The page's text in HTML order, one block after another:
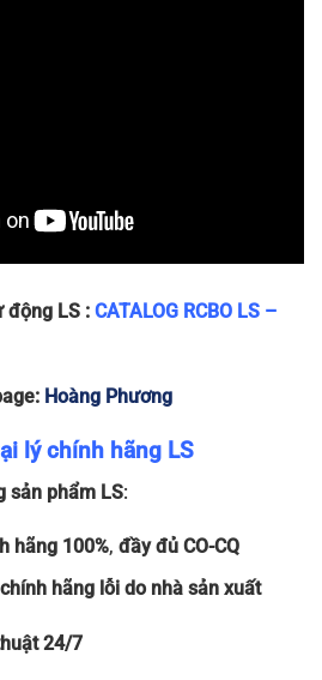
động LS : CATALOG RCBO LS –
Hoàng Phương
lý chính hãng LS
sản phẩm LS:
hãng 100%, đầy đủ CO-CQ
hãng lỗi do nhà sản xuất
24/7